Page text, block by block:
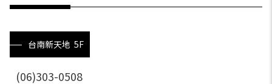
台南新天地 5F
(06)303-0508